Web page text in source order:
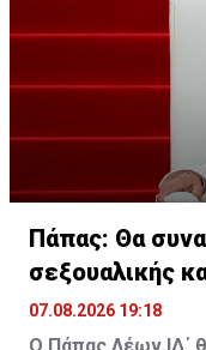
και τα εθνικά
αποφάνθηκε ότι ο
όνομά του στο
Πάπας: Θα
σεξουαλικής
07.08.2026 19:18